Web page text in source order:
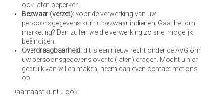
ook laten beperken.
Bezwaar (verzet):voor de verwerking van uw
persoonsgegevens kunt u bezwaar indienen. Gaat het om
marketing? Dan zullen we die verwerking zo snel mogelijk
beëindigen.
Overdraagbaarheid: dit is een nieuw recht onder de AVG om
uw persoonsgegevens over te (laten) dragen. Mocht u hier
gebruik van willen maken, neem dan even contact met ons
op.
Daarnaast kunt u ook: